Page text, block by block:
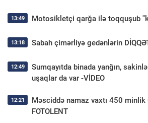
13:49 Motosikletçi qarğa ilə toqquşub
13:18 Sabah çimərliyə gedənlərin
12:49
Sumqayıtda binada yanğın,
uşaqlar da var -VİDEO
12:21
Məsciddə namaz vaxtı 450 minlik
FOTOLENT